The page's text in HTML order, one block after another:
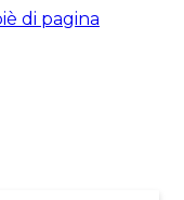
di pagina